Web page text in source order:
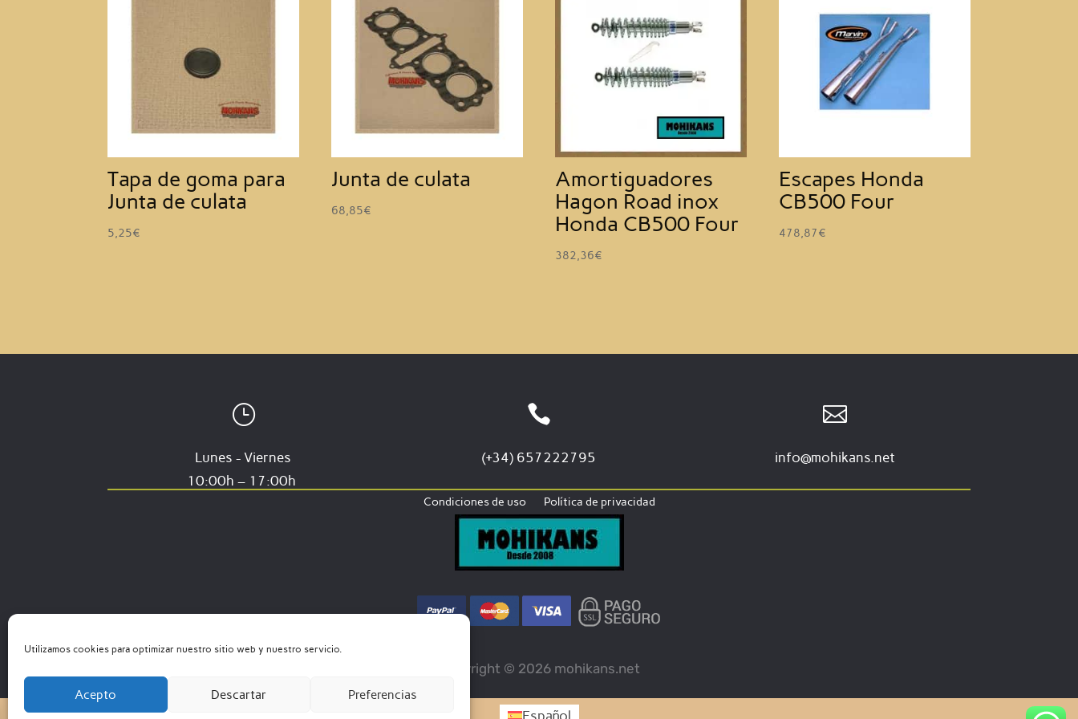
Utilizamos cookies para optimizar nuestro sitio web y nuestro servicio.
Acepto Descartar Preferencias
Tapa de goma para
Junta de culata
5,25€
Junta de culata
68,85€
Amortiguadores
Hagon Road inox
Honda CB500 Four
382,36€
Escapes Honda
CB500 Four
478,87€
}
Lunes - Viernes
10:00h – 17:00h

(+34) 657222795

info@mohikans.net
Condiciones de uso Política de privacidad
Copyright © 2026 mohikans.net
Español